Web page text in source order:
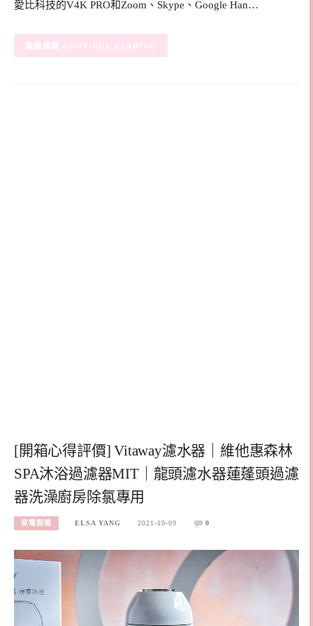
愛比科技的V4K PRO和Zoom、Skype、Google Han…
CONTINUE READING
[開箱心得評價] Vitaway濾水器｜維他惠森林
SPA沐浴過濾器MIT｜龍頭濾水器蓮蓬頭過濾
器洗澡廚房除氯專用
家電開箱 ELSA YANG 2021-10-09 0